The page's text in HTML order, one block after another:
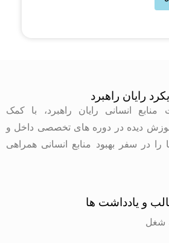
رایان راهبرد
انسانی رایان راهبرد، با کمک
دیده در دوره های تخصصی داخل و
در سفر بهبود منابع انسانی همراهی
و یادداشت ها
شغل